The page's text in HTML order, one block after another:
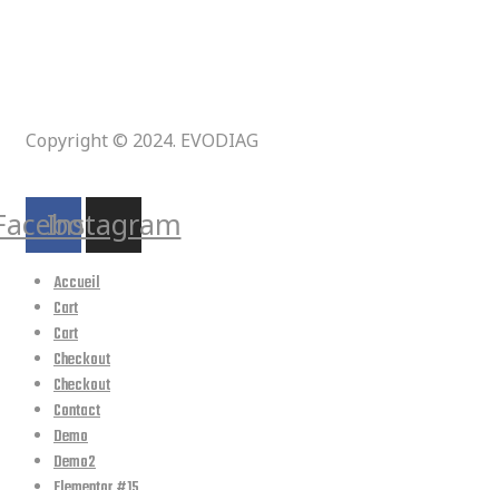
Copyright © 2024. EVODIAG
Instagram
Accueil
Cart
Cart
Checkout
Checkout
Contact
Demo
Demo2